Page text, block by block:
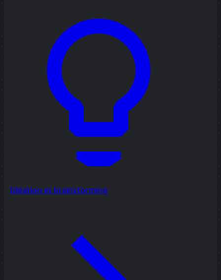
Idéation et brainstorming